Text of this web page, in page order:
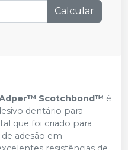
Calcular
Scotchbond™ é
dentário para
que foi criado para
adesão em